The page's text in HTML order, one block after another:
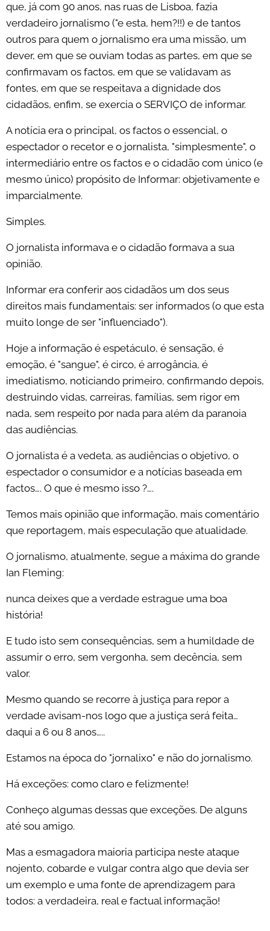
que, já com 90 anos, nas ruas de Lisboa, fazia
verdadeiro jornalismo ("e esta, hem?!!) e de tantos
outros para quem o jornalismo era uma missão, um
dever, em que se ouviam todas as partes, em que se
confirmavam os factos, em que se validavam as
fontes, em que se respeitava a dignidade dos
cidadãos, enfim, se exercia o SERVIÇO de informar.
A notícia era o principal, os factos o essencial, o
espectador o recetor e o jornalista, "simplesmente", o
intermediário entre os factos e o cidadão com único (e
mesmo único) propósito de Informar: objetivamente e
imparcialmente.
Simples.
O jornalista informava e o cidadão formava a sua
opinião.
Informar era conferir aos cidadãos um dos seus
direitos mais fundamentais: ser informados (o que esta
muito longe de ser "influenciado").
Hoje a informação é espetáculo, é sensação, é
emoção, é "sangue", é circo, é arrogância, é
imediatismo, noticiando primeiro, confirmando depois,
destruindo vidas, carreiras, famílias, sem rigor em
nada, sem respeito por nada para além da paranoia
das audiências.
O jornalista é a vedeta, as audiências o objetivo, o
espectador o consumidor e a notícias baseada em
factos…. O que é mesmo isso ?….
Temos mais opinião que informação, mais comentário
que reportagem, mais especulação que atualidade.
O jornalismo, atualmente, segue a máxima do grande
Ian Fleming:
nunca deixes que a verdade estrague uma boa
história!
E tudo isto sem consequências, sem a humildade de
assumir o erro, sem vergonha, sem decência, sem
valor.
Mesmo quando se recorre à justiça para repor a
verdade avisam-nos logo que a justiça será feita…
daqui a 6 ou 8 anos…..
Estamos na época do "jornalixo" e não do jornalismo.
Há exceções: como claro e felizmente!
Conheço algumas dessas que exceções. De alguns
até sou amigo.
Mas a esmagadora maioria participa neste ataque
nojento, cobarde e vulgar contra algo que devia ser
um exemplo e uma fonte de aprendizagem para
todos: a verdadeira, real e factual informação!